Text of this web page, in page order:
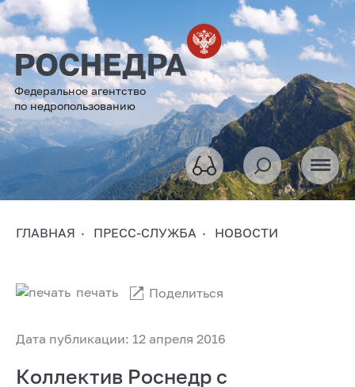
Федеральное агентство
по недропользованию
ГЛАВНАЯ ПРЕСС-СЛУЖБА НОВОСТИ
Дата публикации: 12 апреля 2016
печать Поделиться
Коллектив Роснедр с